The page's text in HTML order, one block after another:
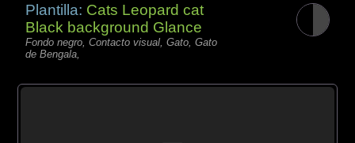
Plantilla: Cats Leopard cat
Black background Glance
Fondo negro, Contacto visual, Gato, Gato
de Bengala,